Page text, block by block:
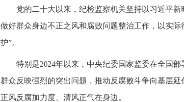
党的二十大以来，纪检监察机关坚持以习近平
做好群众身边不正之风和腐败问题整治工作，以实
护”。
特别是2024年以来，中央纪委国家监委在全国
群众反映强烈的突出问题，推动反腐败斗争向基层
正风反腐加力度、清风正气在身边。